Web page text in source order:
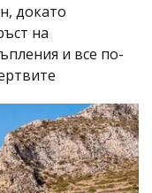
докато
на
и все по-